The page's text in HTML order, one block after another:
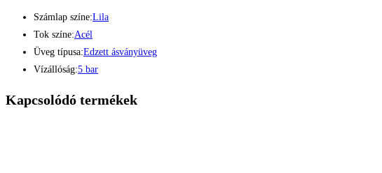
Számlap színe:Lila
Tok színe:Acél
Üveg típusa:Edzett ásványüveg
Vízállóság:5 bar
Kapcsolódó termékek